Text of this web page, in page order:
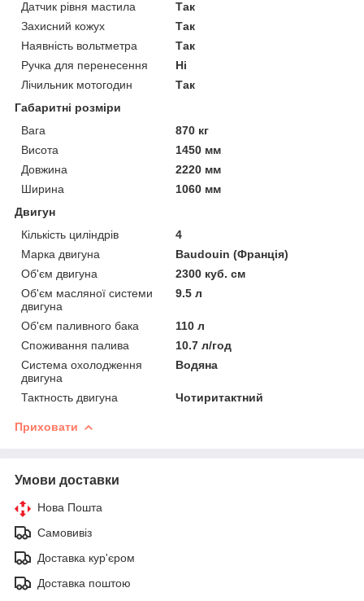
Датчик рівня мастила
Так
Захисний кожух
Так
Наявність вольтметра
Так
Ручка для перенесення
Ні
Лічильник мотогодин
Так
Габаритні розміри
Вага
870 кг
Висота
1450 мм
Довжина
2220 мм
Ширина
1060 мм
Двигун
Кількість циліндрів
4
Марка двигуна
Baudouin (Франція)
Об'єм двигуна
2300 куб. см
Об'єм масляної системи
двигуна
9.5 л
Об'єм паливного бака
110 л
Споживання палива
10.7 л/год
Система охолодження
двигуна
Водяна
Тактность двигуна Чотиритактний
Приховати
Умови доставки
Нова Пошта
Самовивіз
Доставка кур'єром
Доставка поштою